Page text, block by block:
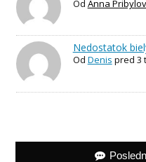
Od Anna
Nedostatok
Od Denis pred 3